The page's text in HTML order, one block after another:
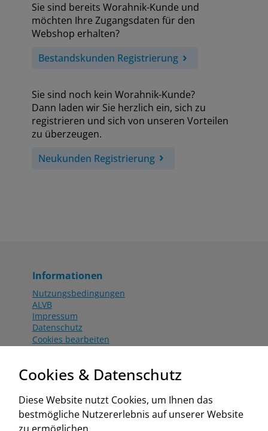
Sie sind bereits Worahnik-Kunde und
möchten Ihre Zugangsdaten für den
Webshop erhalten?
Bestandskunden Registrierung
Sie sind noch kein Worahnik-Kunde?
Dann laden wir Sie herzlich ein, sich zu
registrieren und sich von unseren Vorteilen
zu überzeugen.
Neukunden Registrierung
Informationen
Nutzungsbedingungen
ALVB
Impressum
Datenschutz
Cookies bearbeiten
Aktionsbedingungen
www.worahnik.at
Zentrale Köttlach
Cookies & Datenschutz
Diese Website nutzt Cookies, um Ihnen das
bestmögliche Nutzererlebnis auf unserer Website